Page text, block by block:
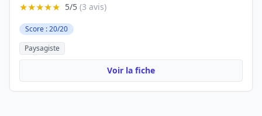
★★★★★ 5/5 (3 avis)
Score : 20/20
Paysagiste
Voir la fiche